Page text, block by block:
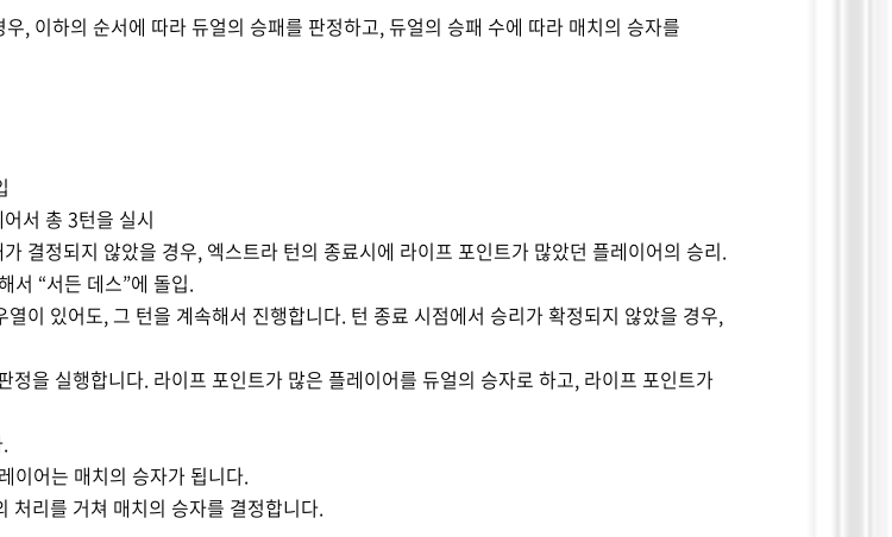
우, 이하의 순서에 따라 듀얼의 승패를 판정하고,듀얼의 승패 수에 따라 매치의 승자를
서 총 3턴을 실시
결정되지 않았을 경우, 엑스트라 턴의 종료시에 라이프 포인트가 많았던 플레이어의 승리.
서 “서든 데스”에 돌입.
열이 있어도, 그 턴을 계속해서 진행합니다. 턴 종료 시점에서 승리가 확정되지 않았을 경우,
정을 실행합니다. 라이프 포인트가 많은 플레이어를 듀얼의 승자로 하고, 라이프 포인트가
.
이어는 매치의 승자가 됩니다.
처리를 거쳐 매치의 승자를 결정합니다.